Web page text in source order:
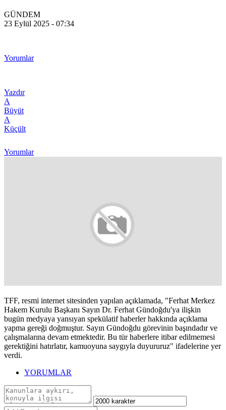
GÜNDEM
23 Eylül 2025 - 07:34
Yorumlar
Yazdır
A
Büyüt
A
Küçült
Yorumlar
TFF, resmi internet sitesinden yapılan açıklamada, "Ferhat Merkez
Hakem Kurulu Başkanı Sayın Dr. Ferhat Gündoğdu'ya ilişkin
bugün medyaya yansıyan spekülatif haberler hakkında açıklama
yapma gereği doğmuştur. Sayın Gündoğdu görevinin başındadır ve
çalışmalarına devam etmektedir. Bu tür haberlere itibar edilmemesi
gerektiğini hatırlatır, kamuoyuna saygıyla duyururuz" ifadelerine yer
verdi.
YORUMLAR